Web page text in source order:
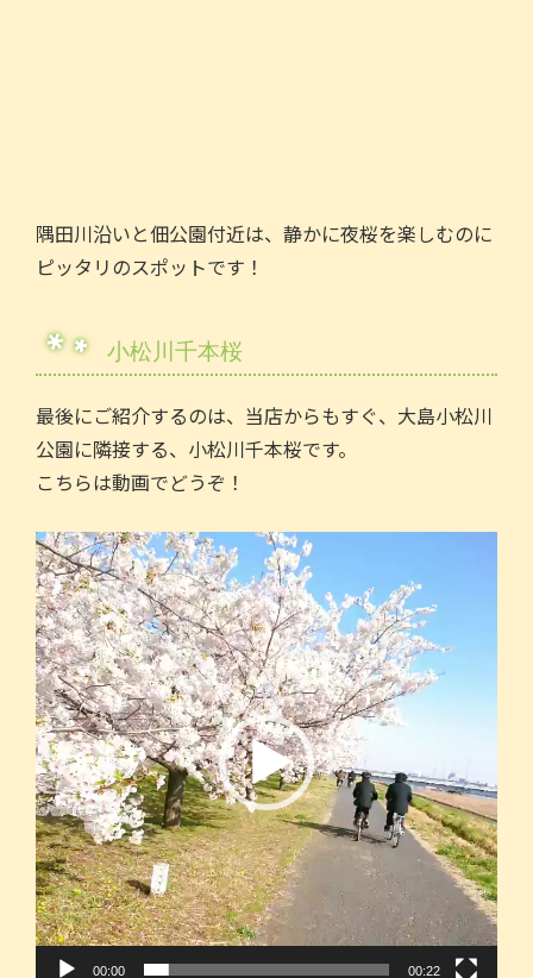
隅田川沿いと佃公園付近は、静かに夜桜を楽しむのに
ピッタリのスポットです！
小松川千本桜
最後にご紹介するのは、当店からもすぐ、大島小松川
公園に隣接する、小松川千本桜です。
こちらは動画でどうぞ！
動
画
プ
レ
ー
ヤ
ー
00:00 00:22